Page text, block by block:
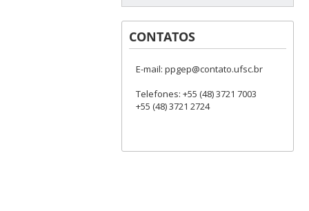
CONTATOS
E-mail: ppgep@contato.ufsc.br
Telefones: +55 (48) 3721 7003
+55 (48) 3721 2724